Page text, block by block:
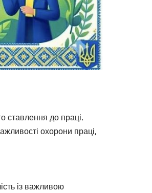
ставлення до праці.
охорони праці,
із важливою